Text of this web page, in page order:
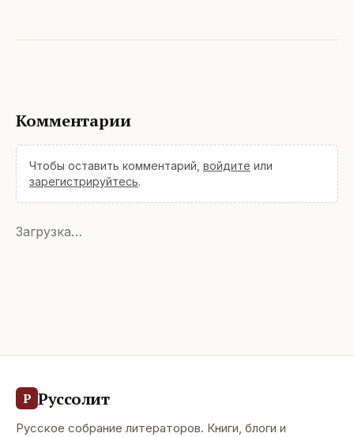
Комментарии
Чтобы оставить комментарий, войдите или
зарегистрируйтесь.
Загрузка…
Р Руссолит
Русское собрание литераторов. Книги, блоги и